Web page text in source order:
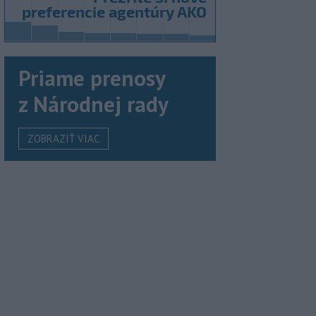
Priame prenosy
z Národnej rady
ZOBRAZIŤ VIAC